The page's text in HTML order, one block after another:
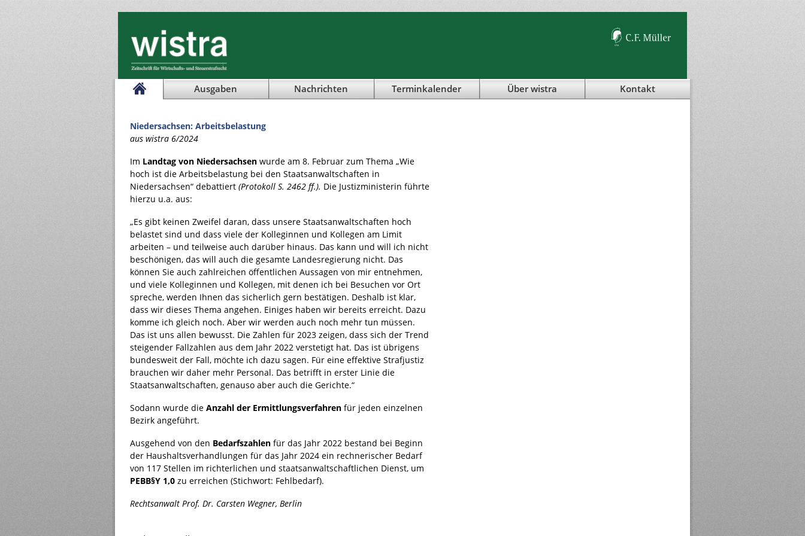
Ausgaben Nachrichten Terminkalender Über wistra Kontakt
Niedersachsen: Arbeitsbelastung
aus wistra 6/2024
Im Landtag von Niedersachsen wurde am 8. Februar zum Thema „Wie
hoch ist die Arbeitsbelastung bei den Staatsanwaltschaften in
Niedersachsen“ debattiert (Protokoll S. 2462 ff.). Die Justizministerin führte
hierzu u.a. aus:
„Es gibt keinen Zweifel daran, dass unsere Staatsanwaltschaften hoch
belastet sind und dass viele der Kolleginnen und Kollegen am Limit
arbeiten – und teilweise auch darüber hinaus. Das kann und will ich nicht
beschönigen, das will auch die gesamte Landesregierung nicht. Das
können Sie auch zahlreichen öffentlichen Aussagen von mir entnehmen,
und viele Kolleginnen und Kollegen, mit denen ich bei Besuchen vor Ort
spreche, werden Ihnen das sicherlich gern bestätigen. Deshalb ist klar,
dass wir dieses Thema angehen. Einiges haben wir bereits erreicht. Dazu
komme ich gleich noch. Aber wir werden auch noch mehr tun müssen.
Das ist uns allen bewusst. Die Zahlen für 2023 zeigen, dass sich der Trend
steigender Fallzahlen aus dem Jahr 2022 verstetigt hat. Das ist übrigens
bundesweit der Fall, möchte ich dazu sagen. Für eine effektive Strafjustiz
brauchen wir daher mehr Personal. Das betrifft in erster Linie die
Staatsanwaltschaften, genauso aber auch die Gerichte.“
Sodann wurde die Anzahl der Ermittlungsverfahren für jeden einzelnen
Bezirk angeführt.
Ausgehend von den Bedarfszahlen für das Jahr 2022 bestand bei Beginn
der Haushaltsverhandlungen für das Jahr 2024 ein rechnerischer Bedarf
von 117 Stellen im richterlichen und staatsanwaltschaftlichen Dienst, um
PEBB§Y 1,0 zu erreichen (Stichwort: Fehlbedarf).
Rechtsanwalt Prof. Dr. Carsten Wegner, Berlin